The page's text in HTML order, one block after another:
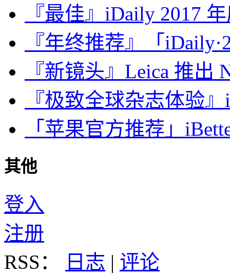
『最佳』iDaily 2017
『年终推荐』「
『新镜头』Leica 推出
『极致全球杂志体验
「苹果官方推荐」
其他
登入
注册
RSS：
日志 | 评论